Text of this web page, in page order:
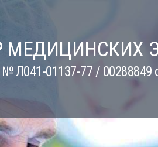
МЕДИЦИНСКИХ
Л041-01137-77 / 00288849